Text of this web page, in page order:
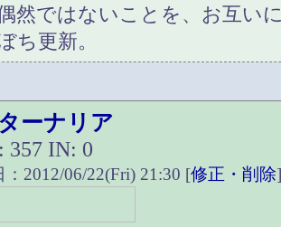
然ではないことを、お互い
ち更新。
ーナリア
357 IN: 0
：2012/06/22(Fri) 21:30 [修正・削除